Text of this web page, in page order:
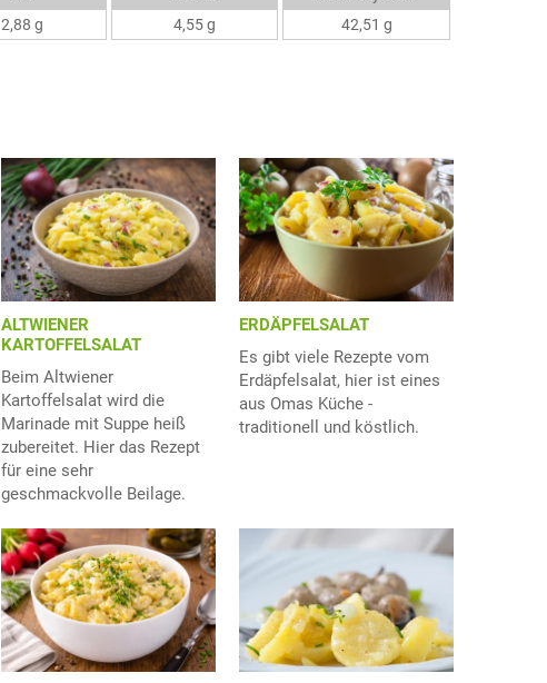
2,88 g
4,55 g
42,51 g
ALTWIENER
KARTOFFELSALAT
Beim Altwiener
Kartoffelsalat wird die
Marinade mit Suppe heiß
zubereitet. Hier das Rezept
für eine sehr
geschmackvolle Beilage.
ERDÄPFELSALAT
Es gibt viele Rezepte vom
Erdäpfelsalat, hier ist eines
aus Omas Küche -
traditionell und köstlich.